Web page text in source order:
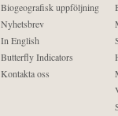
Biogeografisk uppföljning
Nyhetsbrev
In English
Butterfly Indicators
Kontakta oss